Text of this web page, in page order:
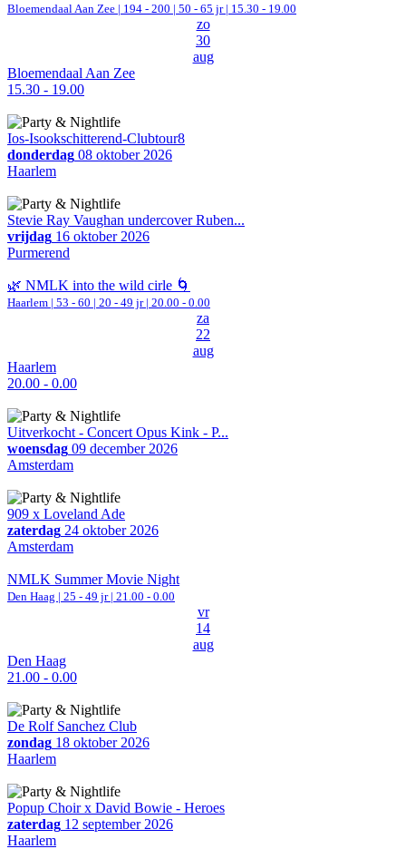
Bloemendaal Aan Zee | 194 - 200 | 50 - 65 jr | 15.30 - 19.00
zo
30
aug
Bloemendaal Aan Zee
15.30 - 19.00
Ios-Isookschitterend-Clubtour8
donderdag 08 oktober 2026
Haarlem
Stevie Ray Vaughan undercover Ruben...
vrijdag 16 oktober 2026
Purmerend
🌿 NMLK into the wild cirle 🌀
Haarlem | 53 - 60 | 20 - 49 jr | 20.00 - 0.00
za
22
aug
Haarlem
20.00 - 0.00
Uitverkocht - Concert Opus Kink - P...
woensdag 09 december 2026
Amsterdam
909 x Loveland Ade
zaterdag 24 oktober 2026
Amsterdam
NMLK Summer Movie Night
Den Haag | 25 - 49 jr | 21.00 - 0.00
vr
14
aug
Den Haag
21.00 - 0.00
De Rolf Sanchez Club
zondag 18 oktober 2026
Haarlem
Popup Choir x David Bowie - Heroes
zaterdag 12 september 2026
Haarlem